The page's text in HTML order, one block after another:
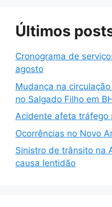
Últimos
Cronograma de
agosto
Mudança na
no Salgado Filho em
Acidente afeta tráfego
Ocorrências no Novo
Sinistro de trânsito na
causa lentidão